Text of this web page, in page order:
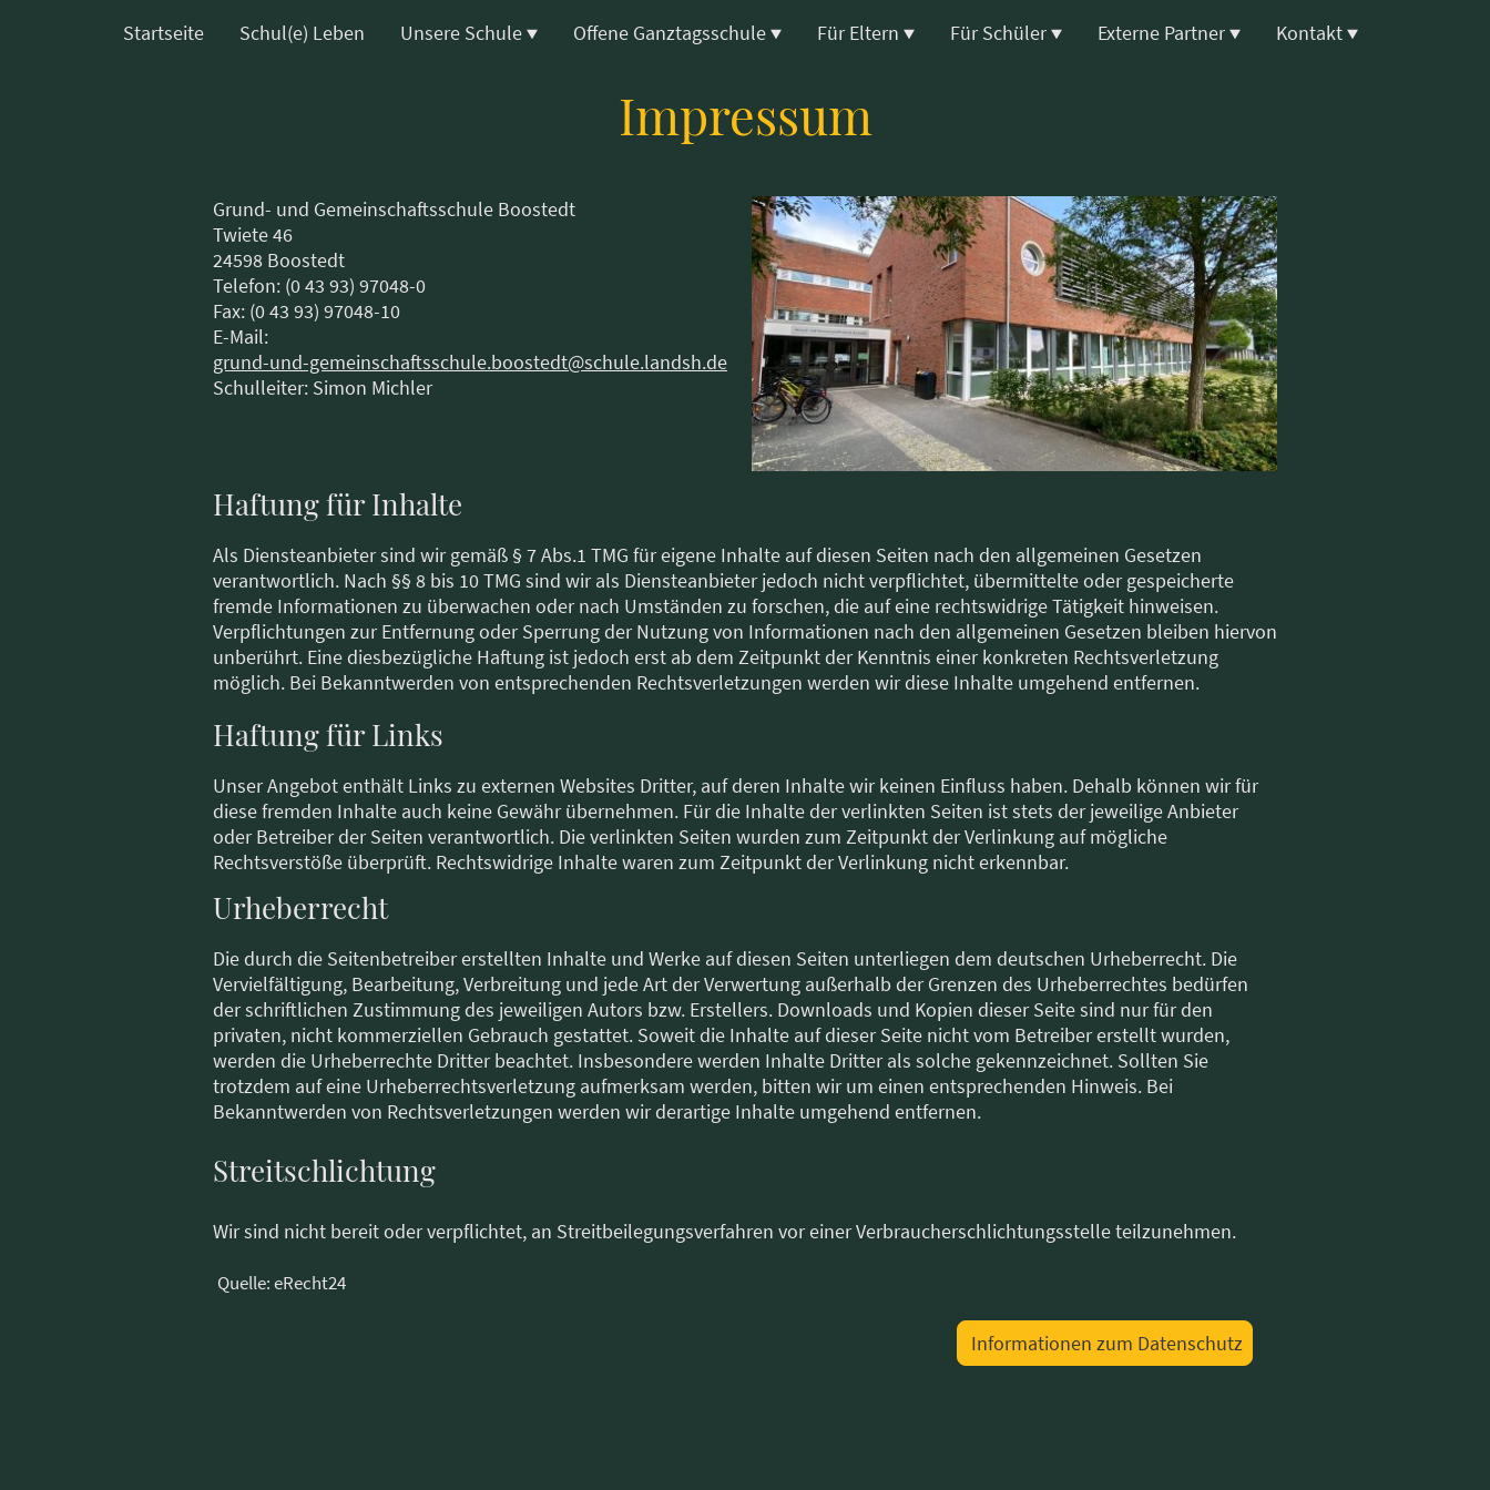
Startseite Schul(e) Leben Unsere Schule Offene Ganztagsschule Für Eltern Für Schüler Externe Partner Kontakt
Impressum
Grund- und Gemeinschaftsschule Boostedt
Twiete 46
24598 Boostedt
Telefon: (0 43 93) 97048-0
Fax: (0 43 93) 97048-10
E-Mail:
grund-und-gemeinschaftsschule.boostedt@schule.landsh.de
Schulleiter: Simon Michler
Haftung für Links
Streitschlichtung
Wir sind nicht bereit oder verpflichtet, an Streitbeilegungsverfahren vor einer Verbraucherschlichtungsstelle teilzunehmen.
Quelle: eRecht24
Unser Angebot enthält Links zu externen Websites Dritter, auf deren Inhalte wir keinen Einfluss haben. Dehalb können wir für
diese fremden Inhalte auch keine Gewähr übernehmen. Für die Inhalte der verlinkten Seiten ist stets der jeweilige Anbieter
oder Betreiber der Seiten verantwortlich. Die verlinkten Seiten wurden zum Zeitpunkt der Verlinkung auf mögliche
Rechtsverstöße überprüft. Rechtswidrige Inhalte waren zum Zeitpunkt der Verlinkung nicht erkennbar.
Haftung für Inhalte
Urheberrecht
Als Diensteanbieter sind wir gemäß § 7 Abs.1 TMG für eigene Inhalte auf diesen Seiten nach den allgemeinen Gesetzen
verantwortlich. Nach §§ 8 bis 10 TMG sind wir als Diensteanbieter jedoch nicht verpflichtet, übermittelte oder gespeicherte
fremde Informationen zu überwachen oder nach Umständen zu forschen, die auf eine rechtswidrige Tätigkeit hinweisen.
Verpflichtungen zur Entfernung oder Sperrung der Nutzung von Informationen nach den allgemeinen Gesetzen bleiben hiervon
unberührt. Eine diesbezügliche Haftung ist jedoch erst ab dem Zeitpunkt der Kenntnis einer konkreten Rechtsverletzung
möglich. Bei Bekanntwerden von entsprechenden Rechtsverletzungen werden wir diese Inhalte umgehend entfernen.
Die durch die Seitenbetreiber erstellten Inhalte und Werke auf diesen Seiten unterliegen dem deutschen Urheberrecht. Die
Vervielfältigung, Bearbeitung, Verbreitung und jede Art der Verwertung außerhalb der Grenzen des Urheberrechtes bedürfen
der schriftlichen Zustimmung des jeweiligen Autors bzw. Erstellers. Downloads und Kopien dieser Seite sind nur für den
privaten, nicht kommerziellen Gebrauch gestattet. Soweit die Inhalte auf dieser Seite nicht vom Betreiber erstellt wurden,
werden die Urheberrechte Dritter beachtet. Insbesondere werden Inhalte Dritter als solche gekennzeichnet. Sollten Sie
trotzdem auf eine Urheberrechtsverletzung aufmerksam werden, bitten wir um einen entsprechenden Hinweis. Bei
Bekanntwerden von Rechtsverletzungen werden wir derartige Inhalte umgehend entfernen.
Informationen zum Datenschutz